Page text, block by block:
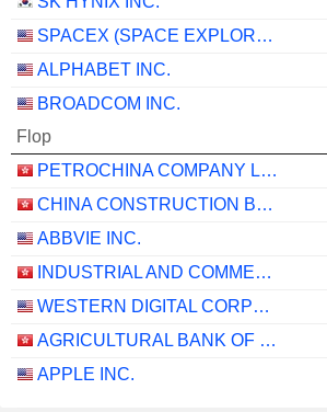
SPACEX (SPACE EXPLORATION TECHNOLOGIES)
ALPHABET INC.
BROADCOM INC.
Flop
PETROCHINA COMPANY LIMITED
CHINA CONSTRUCTION BANK CORPORATION
ABBVIE INC.
INDUSTRIAL AND COMMERCIAL BANK OF CHINA LIMITED
WESTERN DIGITAL CORPORATION
AGRICULTURAL BANK OF CHINA LIMITED
APPLE INC.